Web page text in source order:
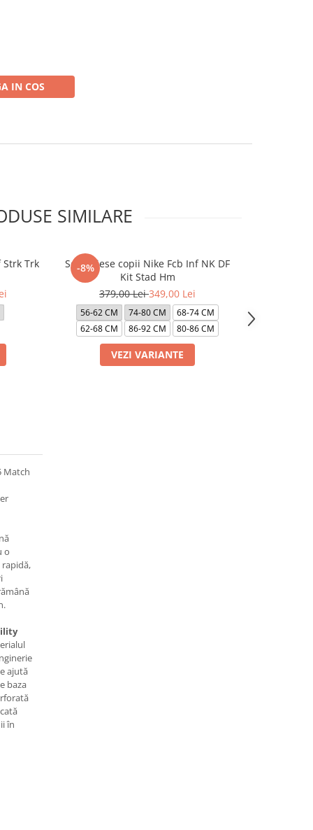
IN COS
SIMILARE
Strk Trk -8%
Set 3 Piese copii Nike Fcb Inf NK DF
Kit Stad Hm
379,00 Lei349,00 Lei
56-62 CM 74-80 CM
68-74 CM
62-68 CM
86-92 CM 80-86 CM
VEZI VARIANTE
Match
o
rapidă,
ajută
baza
în